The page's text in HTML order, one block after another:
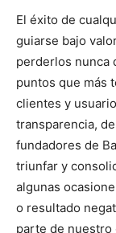
El éxito de
guiarse bajo
perderlos nunca
puntos que más
clientes y
transparencia,
fundadores de
triunfar y
algunas
o resultado
parte de nuestro